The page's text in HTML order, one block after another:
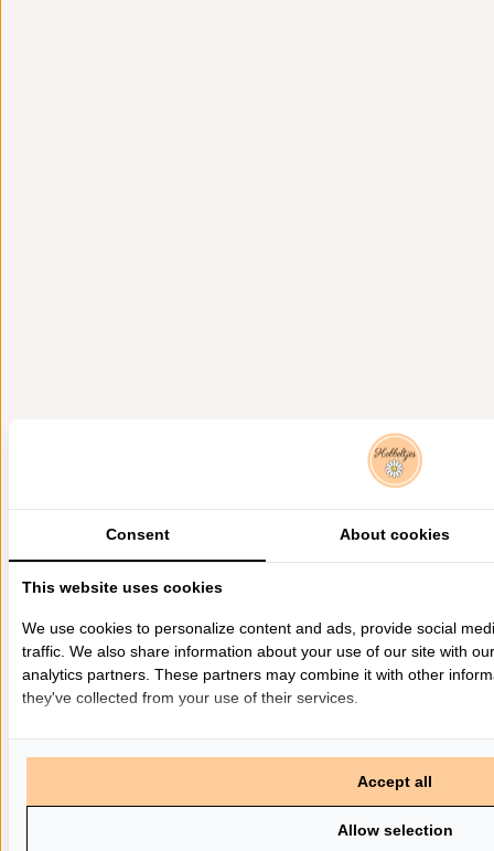
Consent About cookies
This website uses cookies
We use cookies to personalize content and ads, provide social
traffic. We also share information about your use of our site with
analytics partners. These partners may combine it with other
they've collected from your use of their services.
Allow selection
Accept all